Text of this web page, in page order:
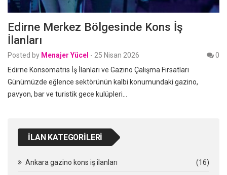
Edirne Merkez Bölgesinde Kons İş
İlanları
Posted by Menajer Yücel - 25 Nisan 2026
0
Edirne Konsomatris İş İlanları ve Gazino Çalışma Fırsatları
Günümüzde eğlence sektörünün kalbi konumundaki gazino,
pavyon, bar ve turistik gece kulüpleri…
İLAN KATEGORILERI
Ankara gazino kons iş ilanları (16)